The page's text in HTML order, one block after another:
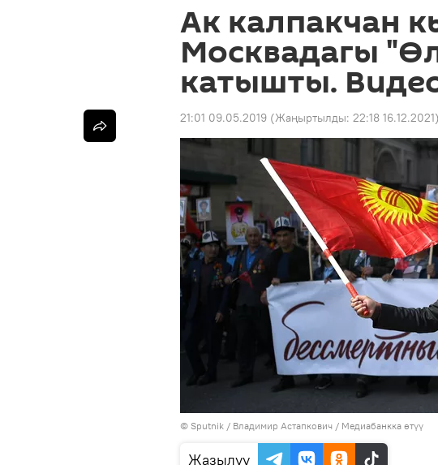
Ак калпакчан
Москвадагы
катышты.
21:01 09.05.2019 (Жаңыртылды: 22:18 16.12.2021)
© Sputnik / Владимир Астапкович / Медиабанкка өтүү
Жазылуу